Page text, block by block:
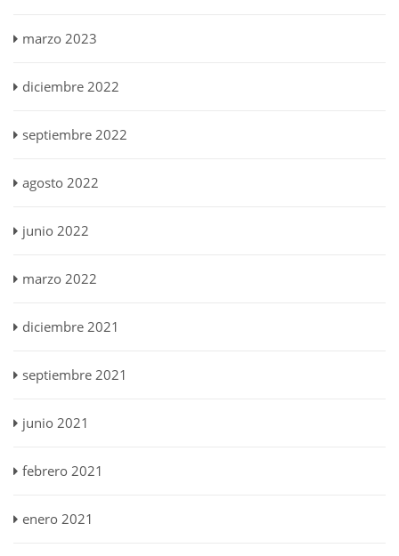
marzo 2023
diciembre 2022
septiembre 2022
agosto 2022
junio 2022
marzo 2022
diciembre 2021
septiembre 2021
junio 2021
febrero 2021
enero 2021